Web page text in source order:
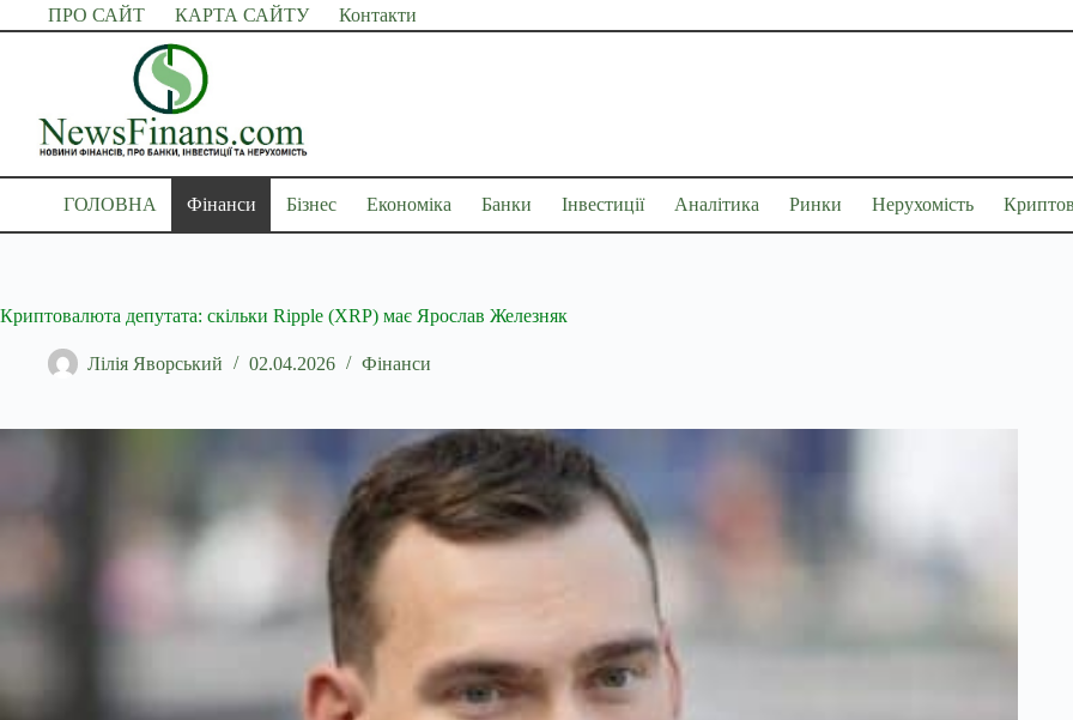
Перейти
до
ПРО САЙТ КАРТА САЙТУ Контакти
ГОЛОВНА Фінанси Бізнес Економіка Банки Інвестиції Аналітика Ринки Нерухомість
Криптовалюта депутата: скільки Ripple (XRP) має Ярослав Железняк
Лілія Яворський 02.04.2026 Фінанси